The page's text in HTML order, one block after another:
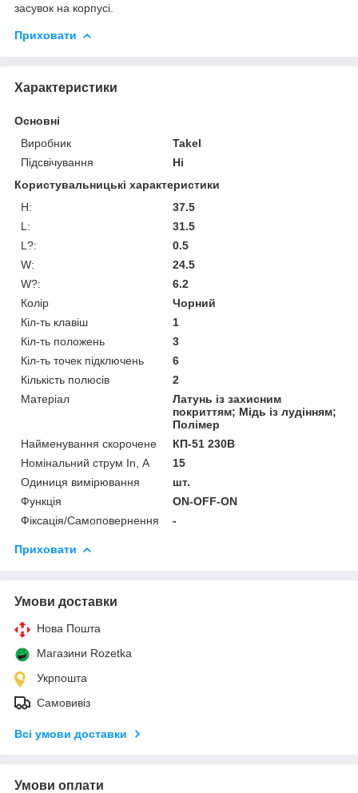
засувок на корпусі.
Приховати
Характеристики
Основні
Виробник
Takel
Підсвічування
Ні
Користувальницькі характеристики
H:
37.5
L:
31.5
L?:
0.5
W:
24.5
W?:
6.2
Колір
Чорний
Кіл-ть клавіш
1
Кіл-ть положень
3
Кіл-ть точек підключень
6
Кількість полюсів
2
Матеріал
Латунь із захисним
покриттям; Мідь із лудінням;
Полімер
Найменування скорочене
КП-51 230В
Номінальний струм In, А
15
Одиниця вимірювання
шт.
Функція
ON-OFF-ON
Фіксація/Самоповернення
-
Приховати
Умови доставки
Нова Пошта
Магазини Rozetka
Укрпошта
Самовивіз
Всі умови доставки
Умови оплати